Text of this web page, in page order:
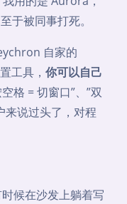
于被同事打死。
自家的
工具， 你可以自己
格 = 切窗口”、”双
来说过头了，对程
候在沙发上躺着写